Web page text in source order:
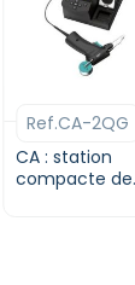
CA : station
compacte de
Ref.CA-2QG